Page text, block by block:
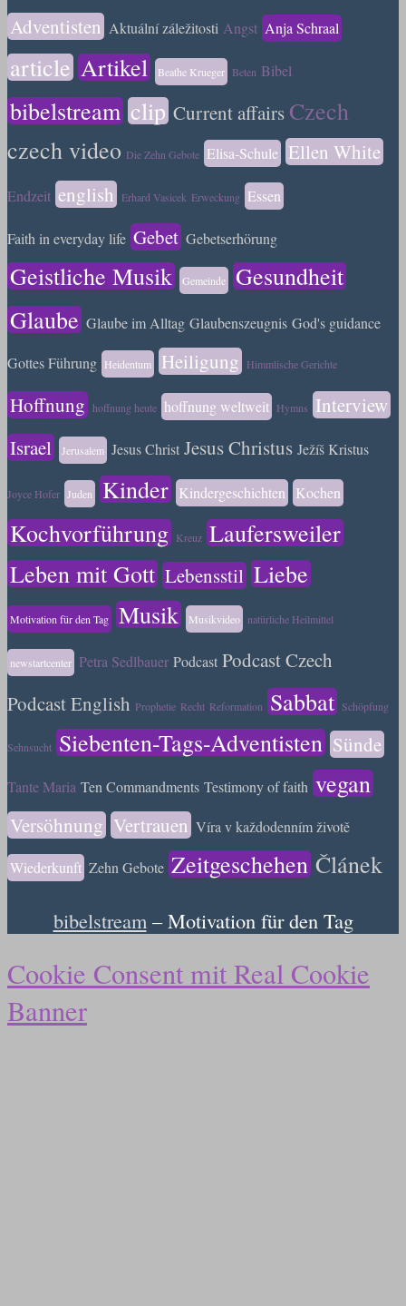
Adventisten Aktuální záležitosti Angst Anja Schraal
article Artikel Beathe Krueger Beten Bibel
bibelstream clip Current affairs Czech
czech video Die Zehn Gebote Elisa-Schule Ellen White
Endzeit english Erhard Vasicek Erweckung Essen
Faith in everyday life Gebet Gebetserhörung
Geistliche Musik Gemeinde
Gesundheit
Glaube Glaube im Alltag Glaubenszeugnis God's guidance
Gottes Führung Heidentum Heiligung Himmlische Gerichte
Hoffnung hoffnung heute hoffnung weltweit Hymns
Interview
Israel
Jerusalem Jesus Christ Jesus Christus Ježíš Kristus
Joyce Hofer Juden Kinder Kindergeschichten Kochen
Kochvorführung Kreuz Laufersweiler
Leben mit Gott Lebensstil Liebe
Motivation für den Tag Musik Musikvideo natürliche Heilmittel
newstartcenter Petra Sedlbauer Podcast Podcast Czech
Podcast English Prophetie Recht Reformation Sabbat Schöpfung
Sehnsucht Siebenten-Tags-Adventisten Sünde
Tante Maria Ten Commandments Testimony of faith vegan
Versöhnung Vertrauen Víra v každodenním životě
Wiederkunft Zehn Gebote Zeitgeschehen Článek
bibelstream– Motivation für den Tag
Cookie Consent mit Real Cookie
Banner